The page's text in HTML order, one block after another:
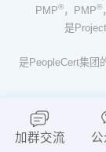
PMP®，PMP®
是
是PeopleCert集团
加群交流